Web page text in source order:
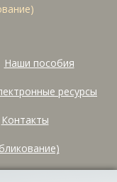
Наши пособия
ресурсы
Контакты